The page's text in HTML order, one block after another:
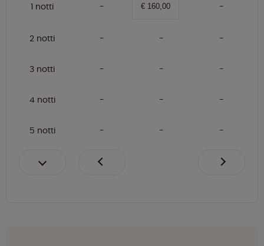
1 notti € 160,00
2 notti
3 notti
4 notti
5 notti